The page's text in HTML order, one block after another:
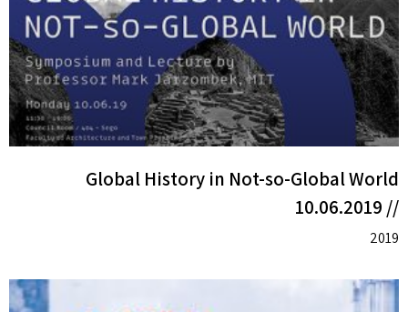
Global History in Not-so-Global World
// 10.06.2019
2019